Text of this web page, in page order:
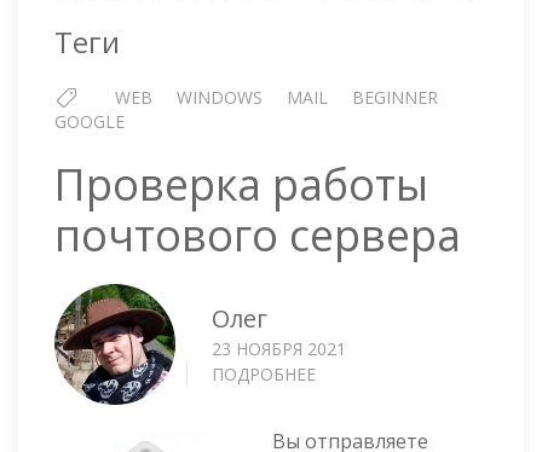
Теги
WEB WINDOWS MAIL
BEGINNER
GOOGLE
Проверка работы
почтового сервера
Олег
23 НОЯБРЯ 2021
ПОДРОБНЕЕ
Вы отправляете